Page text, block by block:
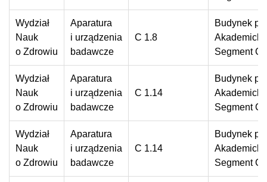
Wydział
Nauk
o Zdrowiu
Aparatura
i urządzenia
badawcze
C 1.8
Budynek
Segment C
Wydział
Nauk
o Zdrowiu
Aparatura
i urządzenia
badawcze
C 1.14
Budynek
Segment C
Wydział
Nauk
o Zdrowiu
Aparatura
i urządzenia
badawcze
C 1.14
Budynek
Segment C